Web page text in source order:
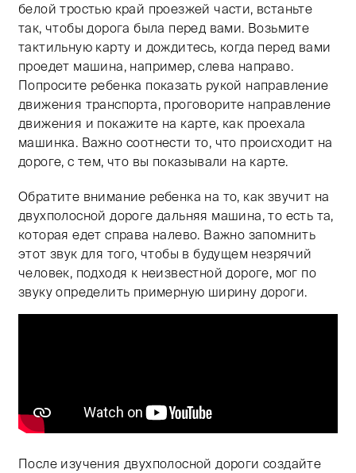
белой тростью край проезжей части, встаньте
так, чтобы дорога была перед вами. Возьмите
тактильную карту и дождитесь, когда перед вами
проедет машина, например, слева направо.
Попросите ребенка показать рукой направление
движения транспорта, проговорите направление
движения и покажите на карте, как проехала
машинка. Важно соотнести то, что происходит на
дороге, с тем, что вы показывали на карте.
Обратите внимание ребенка на то, как звучит на
двухполосной дороге дальняя машина, то есть та,
которая едет справа налево. Важно запомнить
этот звук для того, чтобы в будущем незрячий
человек, подходя к неизвестной дороге, мог по
звуку определить примерную ширину дороги.
После изучения двухполосной дороги создайте